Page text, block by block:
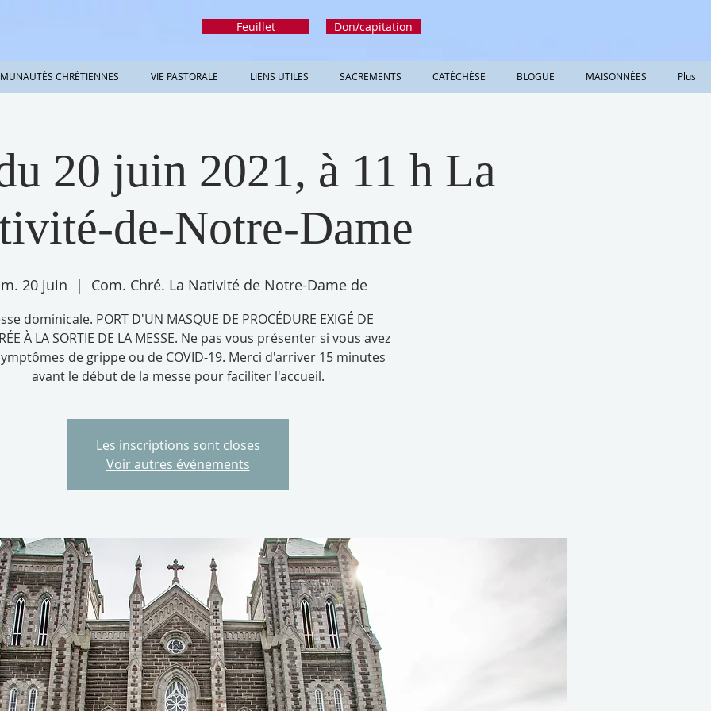
Feuillet Don/capitation
CHRÉTIENNES VIE PASTORALE LIENS UTILES SACREMENTS CATÉCHÈSE BLOGUE MAISONNÉES Plus
20 juin 2021, à 11 h La
de-Notre-Dame
20 juin
  |
Com. Chré. La Nativité de Notre-Dame de
dominicale. PORT D'UN MASQUE DE PROCÉDURE EXIGÉ DE
À LA SORTIE DE LA MESSE. Ne pas vous présenter si vous avez
de grippe ou de COVID-19. Merci d'arriver 15 minutes
avant le début de la messe pour faciliter l'accueil.
Les inscriptions sont closes
Voir autres événements